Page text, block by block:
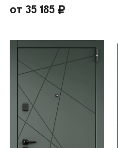
от 35 185